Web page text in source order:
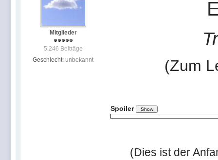
Mitglieder
5.246 Beiträge
Geschlecht: unbekannt (Zum
Spoiler
(Dies ist der